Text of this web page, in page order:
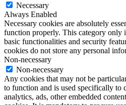
Necessary
Always Enabled
Necessary cookies are absolutely
function properly. This category only
basic functionalities and security
cookies do not store any personal
Non-necessary
Non-necessary
Any cookies that may not be
to function and is used specifically to
analytics, ads, other embedded